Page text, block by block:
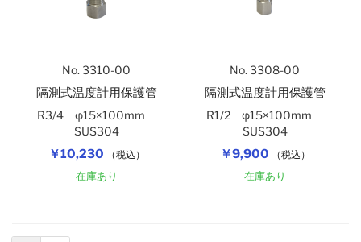
棒状標準温度計
棒状温度計
￥10,230 （税込）
No. 3310-00
隔測式温度計用保護管
R3/4 φ15×100mm
SUS304
在庫あり
￥9,900 （税込）
No. 3308-00
隔測式温度計用保護管
R1/2 φ15×100mm
SUS304
在庫あり